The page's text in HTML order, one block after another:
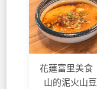
花蓮富里美食
山的泥火山